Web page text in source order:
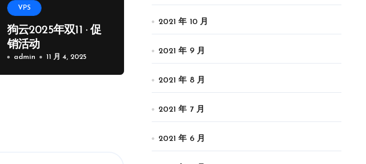
VPS
狗云2025年双11 · 促
销活动
admin 11 月 4, 2025
2021 年 10 月
2021 年 9 月
2021 年 8 月
2021 年 7 月
2021 年 6 月